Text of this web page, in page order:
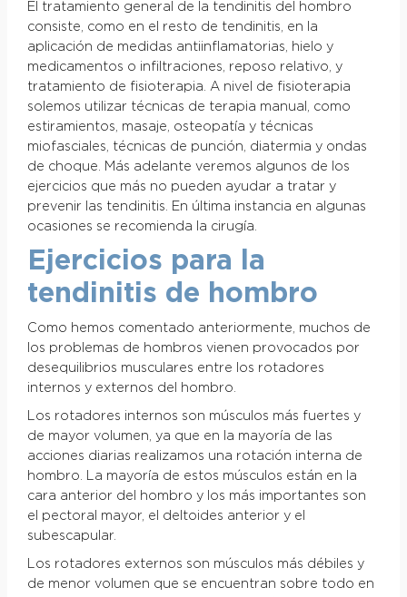
El tratamiento general de la tendinitis del hombro
consiste, como en el resto de tendinitis, en la
aplicación de medidas antiinflamatorias, hielo y
medicamentos o infiltraciones, reposo relativo, y
tratamiento de fisioterapia. A nivel de fisioterapia
solemos utilizar técnicas de terapia manual, como
estiramientos, masaje, osteopatía y técnicas
miofasciales, técnicas de punción, diatermia y ondas
de choque. Más adelante veremos algunos de los
ejercicios que más no pueden ayudar a tratar y
prevenir las tendinitis. En última instancia en algunas
ocasiones se recomienda la cirugía.
Ejercicios para la
tendinitis de hombro
Como hemos comentado anteriormente, muchos de
los problemas de hombros vienen provocados por
desequilibrios musculares entre los rotadores
internos y externos del hombro.
Los rotadores internos son músculos más fuertes y
de mayor volumen, ya que en la mayoría de las
acciones diarias realizamos una rotación interna de
hombro. La mayoría de estos músculos están en la
cara anterior del hombro y los más importantes son
el pectoral mayor, el deltoides anterior y el
subescapular.
Los rotadores externos son músculos más débiles y
de menor volumen que se encuentran sobre todo en